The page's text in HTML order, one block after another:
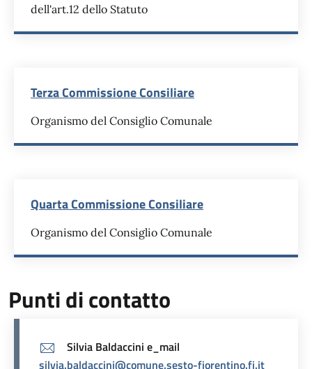
dell'art.12 dello Statuto
Terza Commissione Consiliare
Organismo del Consiglio Comunale
Quarta Commissione Consiliare
Organismo del Consiglio Comunale
Punti di contatto
Silvia Baldaccini e_mail
silvia.baldaccini@comune.sesto-fiorentino.fi.it